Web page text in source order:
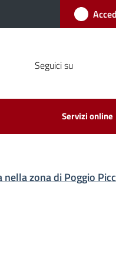
Seguici su
Servizi online
zona di Poggio